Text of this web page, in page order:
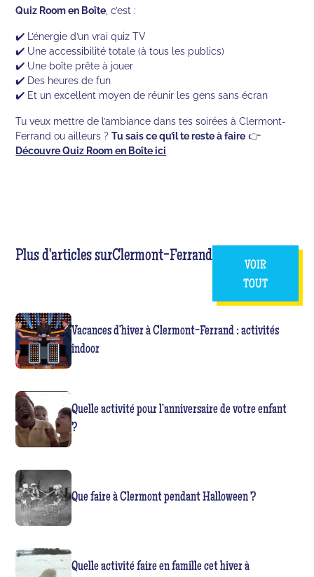
Quiz Room en Boîte , c’est :
✔️ L’énergie d’un vrai quiz TV
✔️ Une accessibilité totale (à tous les publics)
✔️ Une boîte prête à jouer
✔️ Des heures de fun
✔️ Et un excellent moyen de réunir les gens sans écran
Tu veux mettre de l’ambiance dans tes soirées à Clermont-
Ferrand ou ailleurs ?Tu sais ce qu’il te reste à faire 👉
Découvre Quiz Room en Boîte ici
Plus d'articles surClermont-Ferrand
VOIR
TOUT
Vacances d’hiver à Clermont-Ferrand : activités
indoor
Quelle activité pour l’anniversaire de votre enfant
?
Que faire à Clermont pendant Halloween ?
Quelle activité faire en famille cet hiver à